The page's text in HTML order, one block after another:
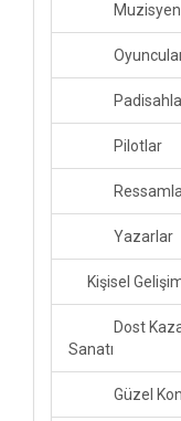
Pilotlar
Yazarlar
Kişisel
Dost
Sanatı
Güzel